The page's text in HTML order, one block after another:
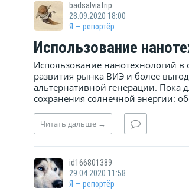
badsalviatrip
28.09.2020 18:00
Я — репортёр
Использование
Использование нанотехнологий в
развития рынка ВИЭ и более
альтернативной генерации. Пока
сохранения солнечной энергии:
Читать дальше →
id166801389
29.04.2020 11:58
Я — репортёр